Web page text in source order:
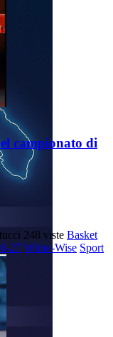
campionato di
248 viste Basket
27 White-Wise Sport